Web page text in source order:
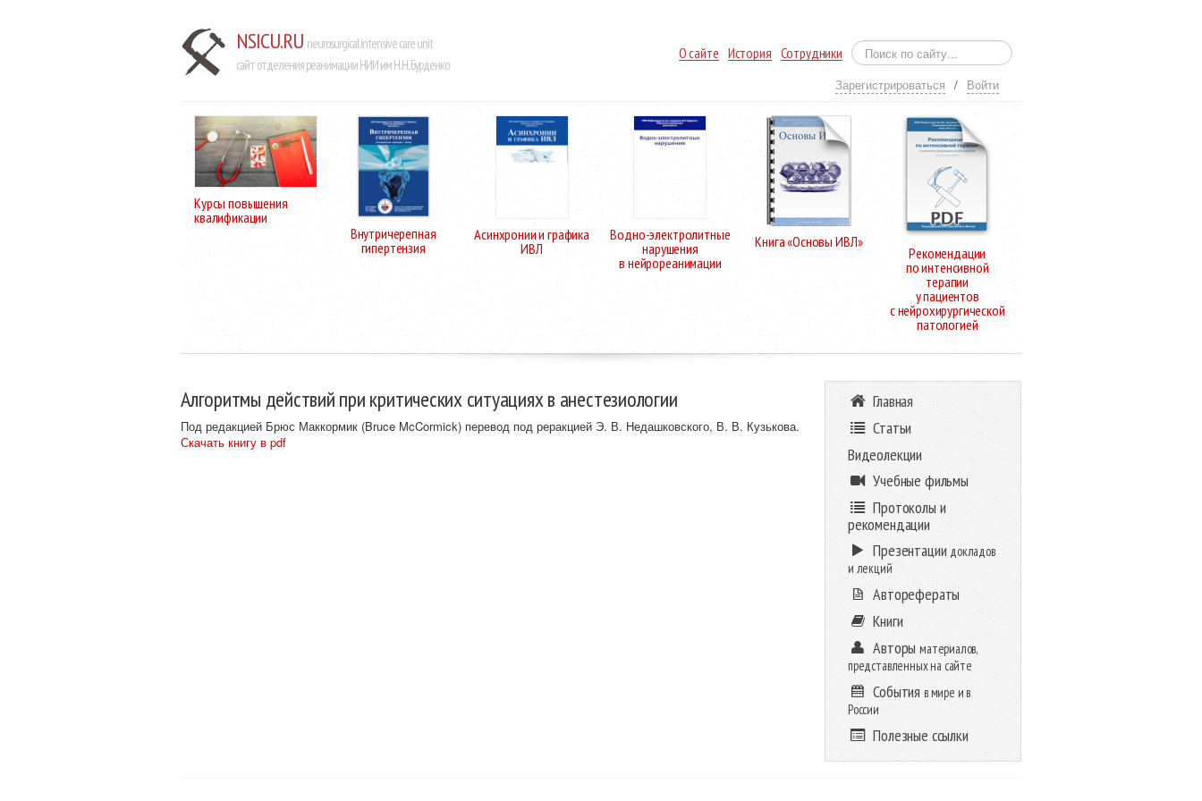
NSICU.RU neurosurgical intensive care unit
сайт отделения реанимации НИИ им Н.Н. Бурденко
О сайте История Сотрудники
Зарегистрироваться / Войти
Курсы повышения
квалификации
Внутричерепная
гипертензия
Асинхронии и графика
ИВЛ
Водно-электролитные
нарушения
в нейрореанимации
Книга «Основы ИВЛ»
Рекомендации
по интенсивной
терапии
у пациентов
с нейрохирургической
патологией
Алгоритмы действий при критических ситуациях в анестезиологии
Под редакцией Брюс Маккормик (Bruce McCormick) перевод под реракцией Э. В. Недашковского, В. В. Кузькова.
Скачать книгу в pdf
Главная
Статьи
Видеолекции
Учебные фильмы
Протоколы и
рекомендации
Презентации докладов
и лекций
Авторефераты
Книги
Авторыматериалов,
представленных на сайте
События в мире и в
России
Полезные ссылки